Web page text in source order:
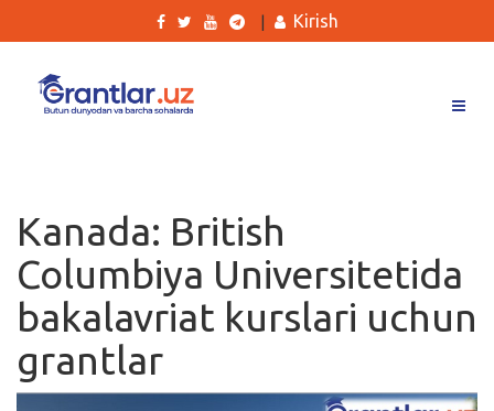
Ishlar
Kurslar
Blog
Yana
Kirish
Kanada: British
Columbiya Universitetida
bakalavriat kurslari uchun
grantlar